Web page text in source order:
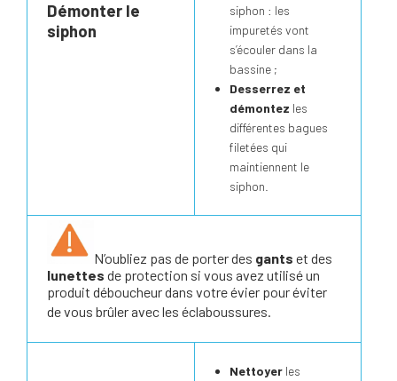
Démonter le
siphon
siphon : les
impuretés vont
s’écouler dans la
bassine ;
Desserrez et
démontez les
différentes bagues
filetées qui
maintiennent le
siphon.
N’oubliez pas de porter des gants et des
lunettes de protection si vous avez utilisé un
produit déboucheur dans votre évier pour éviter
de vous brûler avec les éclaboussures.
Nettoyer les